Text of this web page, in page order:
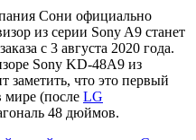
Сони официально
из серии Sony A9 станет
с 3 августа 2020 года.
Sony KD-48A9 из
заметить, что это первый
(после LG
48 дюймов.